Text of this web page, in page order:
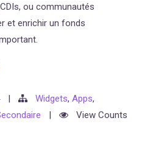
ou communautés
et enrichir un fonds
Widgets, Apps,
View Counts